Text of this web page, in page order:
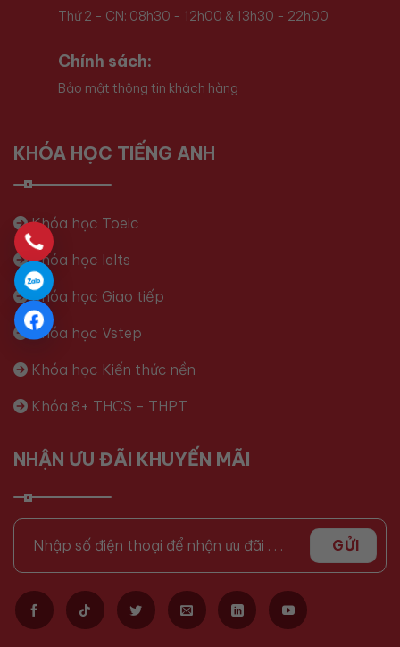
Thứ 2 - CN: 08h30 - 12h00 & 13h30 - 22h00
Chính sách:
Bảo mật thông tin khách hàng
KHÓA HỌC TIẾNG ANH
Khóa học Toeic
Khóa học Ielts
Khóa học Giao tiếp
Khóa học Vstep
Khóa học Kiến thức nền
Khóa 8+ THCS - THPT
NHẬN ƯU ĐÃI KHUYẾN MÃI